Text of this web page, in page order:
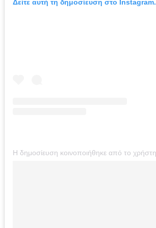
Δείτε αυτή τη δημοσίευση στο Instagram.